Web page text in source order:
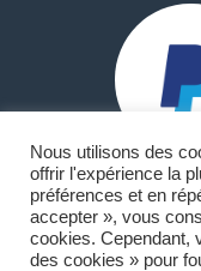
Nous utilisons des
offrir l'expérience la
préférences et en
accepter », vous
cookies. Cependant,
des cookies » pour